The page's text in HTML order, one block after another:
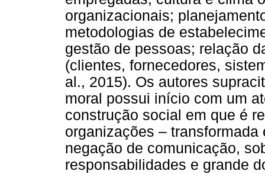
organizacionais;
metodologias de
gestão de pessoas; relação
(clientes, fornecedores,
al., 2015). Os autores
moral possui início com um
construção social em que é
organizações –
negação de comunicação,
responsabilidades e grande